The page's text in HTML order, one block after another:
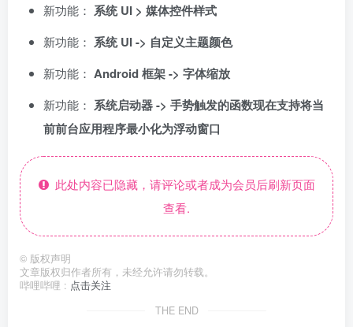
新功能： 系统 UI > 媒体控件样式
新功能： 系统 UI -> 自定义主题颜色
新功能： Android 框架 -> 字体缩放
新功能： 系统启动器 -> 手势触发的函数现在支持将当
前前台应用程序最小化为浮动窗口
此处内容已隐藏，请评论或者成为会员后刷新页面
查看.
© 版权声明
文章版权归作者所有，未经允许请勿转载。
哔哩哔哩 : 点击关注
THE END